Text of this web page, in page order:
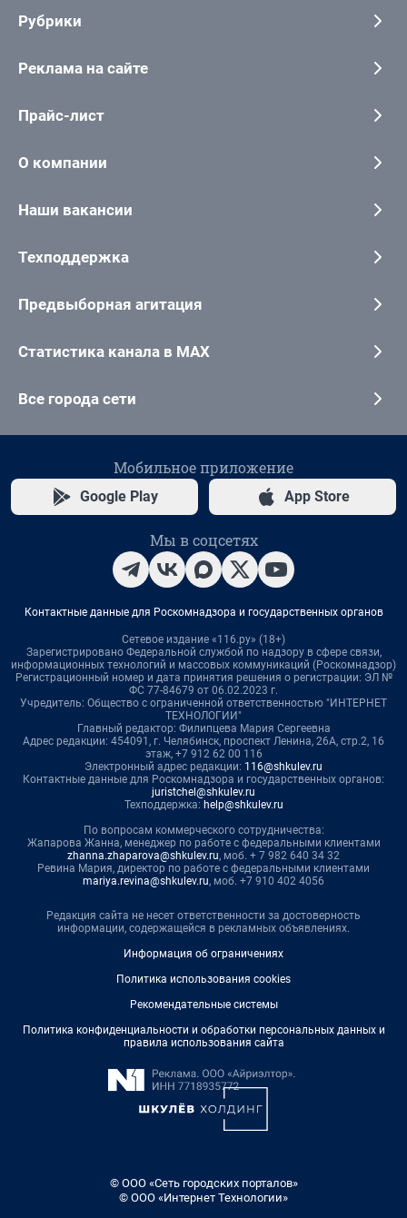
Рубрики
Реклама на сайте
Прайс-лист
О компании
Наши вакансии
Техподдержка
Предвыборная агитация
Статистика канала в MAX
Все города сети
Мобильное приложение
Google Play App Store
Мы в соцсетях
Контактные данные для Роскомнадзора и государственных органов
Сетевое издание «116.ру» (18+)
Зарегистрировано Федеральной службой по надзору в сфере связи,
информационных технологий и массовых коммуникаций (Роскомнадзор)
Регистрационный номер и дата принятия решения о регистрации: ЭЛ №
ФС 77-84679 от 06.02.2023 г.
Учредитель: Общество с ограниченной ответственностью "ИНТЕРНЕТ
ТЕХНОЛОГИИ"
Главный редактор: Филипцева Мария Сергеевна
Адрес редакции: 454091, г. Челябинск, проспект Ленина, 26А, стр.2, 16
этаж, +7 912 62 00 116
Электронный адрес редакции: 116@shkulev.ru
Контактные данные для Роскомнадзора и государственных органов:
juristchel@shkulev.ru
Техподдержка: help@shkulev.ru
По вопросам коммерческого сотрудничества:
Жапарова Жанна, менеджер по работе с федеральными клиентами
zhanna.zhaparova@shkulev.ru, моб. + 7 982 640 34 32
Ревина Мария, директор по работе с федеральными клиентами
mariya.revina@shkulev.ru, моб. +7 910 402 4056
Редакция сайта не несет ответственности за достоверность
информации, содержащейся в рекламных объявлениях.
Информация об ограничениях
Политика использования cookies
Рекомендательные системы
Политика конфиденциальности и обработки персональных данных и
правила использования сайта
© ООО «Сеть городских порталов»
© ООО «Интернет Технологии»